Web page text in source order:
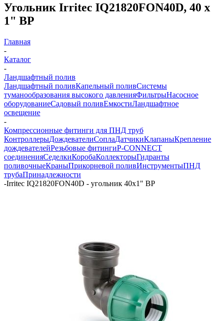
Угольник Irritec IQ21820FON40D, 40 х
1" ВР
Главная
-
Каталог
-
Ландшафтный полив
Ландшафтный поливКапельный поливСистемы
туманообразования высокого давленияФильтрыНасосное
оборудованиеСадовый поливЕмкостиЛандшафтное
освещение
-
Компрессионные фитинги для ПНД труб
КонтроллерыДождевателиСоплаДатчикиКлапаныКрепление
дождевателейРезьбовые фитингиP-CONNECT
соединенияСеделкиКоробаКоллекторыГидранты
поливочныеКраныПрикорневой поливИнструментыПНД
трубаПринадлежности
-Irritec IQ21820FON40D - угольник 40х1" ВР